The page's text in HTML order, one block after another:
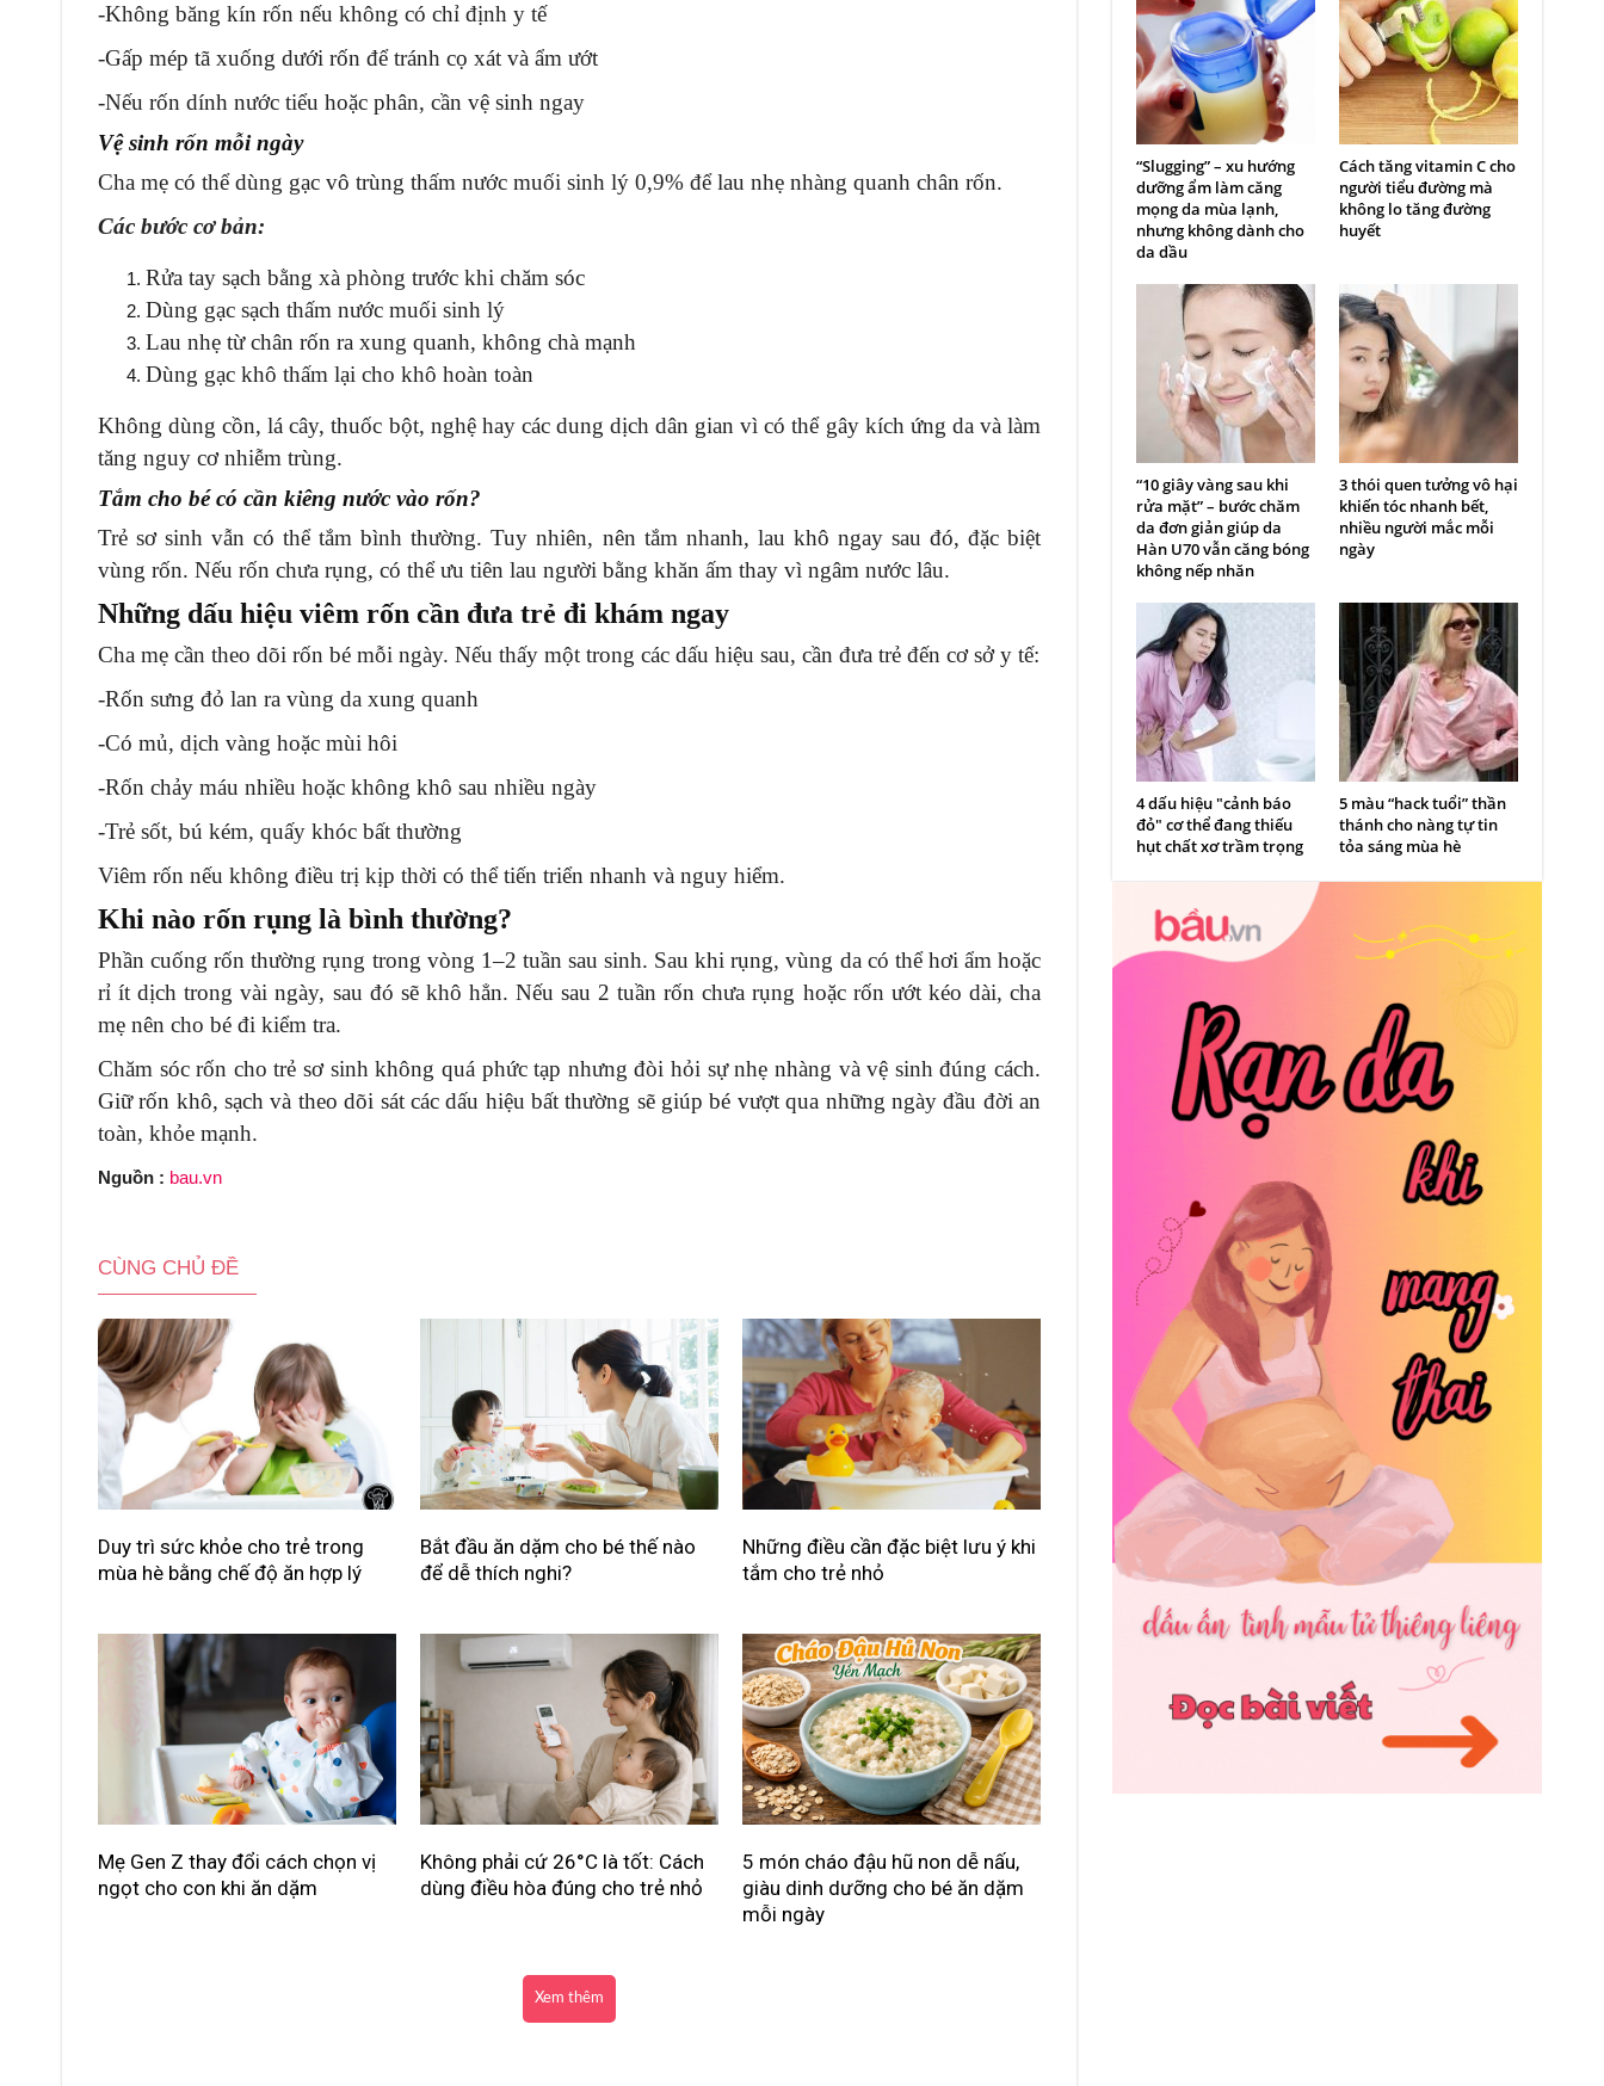
-Không băng kín rốn nếu không có chỉ định y tế
-Gấp mép tã xuống dưới rốn để tránh cọ xát và ẩm ướt
-Nếu rốn dính nước tiểu hoặc phân, cần vệ sinh ngay
Vệ sinh rốn mỗi ngày
Cha mẹ có thể dùng gạc vô trùng thấm nước muối sinh lý 0,9% để lau nhẹ nhàng quanh chân rốn.
Các bước cơ bản:
Rửa tay sạch bằng xà phòng trước khi chăm sóc
Dùng gạc sạch thấm nước muối sinh lý
Lau nhẹ từ chân rốn ra xung quanh, không chà mạnh
Dùng gạc khô thấm lại cho khô hoàn toàn
Không dùng cồn, lá cây, thuốc bột, nghệ hay các dung dịch dân gian vì có thể gây kích ứng da và làm
tăng nguy cơ nhiễm trùng.
Tắm cho bé có cần kiêng nước vào rốn?
Trẻ sơ sinh vẫn có thể tắm bình thường. Tuy nhiên, nên tắm nhanh, lau khô ngay sau đó, đặc biệt
vùng rốn. Nếu rốn chưa rụng, có thể ưu tiên lau người bằng khăn ấm thay vì ngâm nước lâu.
Những dấu hiệu viêm rốn cần đưa trẻ đi khám ngay
Cha mẹ cần theo dõi rốn bé mỗi ngày. Nếu thấy một trong các dấu hiệu sau, cần đưa trẻ đến cơ sở y tế:
-Rốn sưng đỏ lan ra vùng da xung quanh
-Có mủ, dịch vàng hoặc mùi hôi
-Rốn chảy máu nhiều hoặc không khô sau nhiều ngày
-Trẻ sốt, bú kém, quấy khóc bất thường
Viêm rốn nếu không điều trị kịp thời có thể tiến triển nhanh và nguy hiểm.
Khi nào rốn rụng là bình thường?
Phần cuống rốn thường rụng trong vòng 1–2 tuần sau sinh. Sau khi rụng, vùng da có thể hơi ẩm hoặc
rỉ ít dịch trong vài ngày, sau đó sẽ khô hẳn. Nếu sau 2 tuần rốn chưa rụng hoặc rốn ướt kéo dài, cha
mẹ nên cho bé đi kiểm tra.
Chăm sóc rốn cho trẻ sơ sinh không quá phức tạp nhưng đòi hỏi sự nhẹ nhàng và vệ sinh đúng cách.
Giữ rốn khô, sạch và theo dõi sát các dấu hiệu bất thường sẽ giúp bé vượt qua những ngày đầu đời an
toàn, khỏe mạnh.
Nguồn : bau.vn
CÙNG CHỦ ĐỀ
Duy trì sức khỏe cho trẻ trong
mùa hè bằng chế độ ăn hợp lý
Bắt đầu ăn dặm cho bé thế nào
để dễ thích nghi?
Những điều cần đặc biệt lưu ý khi
tắm cho trẻ nhỏ
Mẹ Gen Z thay đổi cách chọn vị
ngọt cho con khi ăn dặm
Không phải cứ 26°C là tốt: Cách
dùng điều hòa đúng cho trẻ nhỏ
5 món cháo đậu hũ non dễ nấu,
giàu dinh dưỡng cho bé ăn dặm
mỗi ngày
Xem thêm
“Slugging” – xu hướng
dưỡng ẩm làm căng
mọng da mùa lạnh,
nhưng không dành cho
da dầu
Cách tăng vitamin C cho
người tiểu đường mà
không lo tăng đường
huyết
“10 giây vàng sau khi
rửa mặt” – bước chăm
da đơn giản giúp da
Hàn U70 vẫn căng bóng
không nếp nhăn
3 thói quen tưởng vô hại
khiến tóc nhanh bết,
nhiều người mắc mỗi
ngày
4 dấu hiệu "cảnh báo
đỏ" cơ thể đang thiếu
hụt chất xơ trầm trọng
5 màu “hack tuổi” thần
thánh cho nàng tự tin
tỏa sáng mùa hè